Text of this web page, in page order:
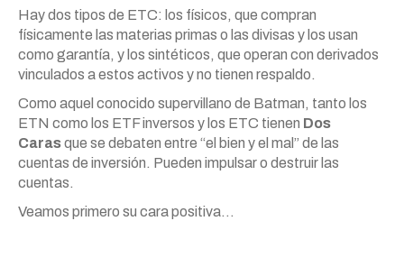
Hay dos tipos de ETC: los físicos, que compran
físicamente las materias primas o las divisas y los usan
como garantía, y los sintéticos, que operan con derivados
vinculados a estos activos y no tienen respaldo.
Como aquel conocido supervillano de Batman, tanto los
ETN como los ETF inversos y los ETC tienen Dos
Carasque se debaten entre “el bien y el mal” de las
cuentas de inversión. Pueden impulsar o destruir las
cuentas.
Veamos primero su cara positiva…